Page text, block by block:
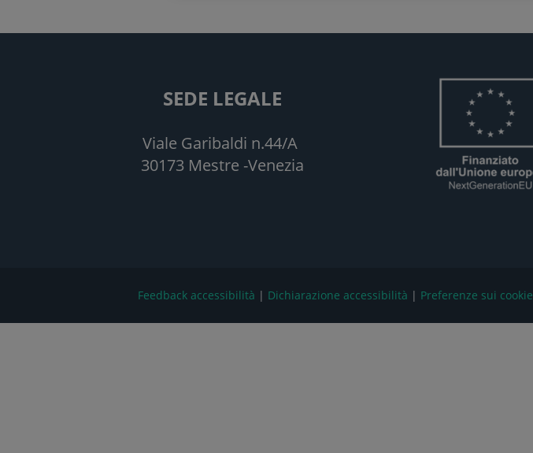
SEDE LEGALE
Viale Garibaldi n.44/A
30173 Mestre -Venezia
Feedback accessibilità | Dichiarazione accessibilità | Preferenze sui cookie